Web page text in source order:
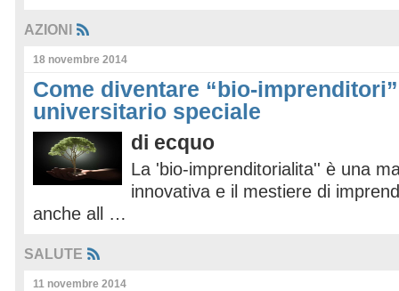
AZIONI
18 novembre 2014
Come diventare “bio-
universitario speciale
di ecquo
La 'bio-imprenditorialita'' è una
innovativa e il mestiere di
anche all …
SALUTE
11 novembre 2014